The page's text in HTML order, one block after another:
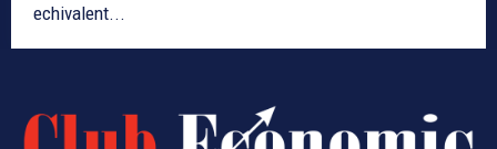
echivalent...